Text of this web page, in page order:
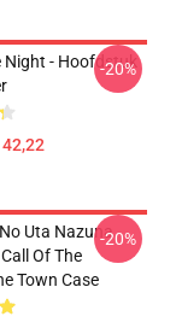
Night - Hoofdstuk
-20%
Uta Nazuna
Of The
Town Case
-20%